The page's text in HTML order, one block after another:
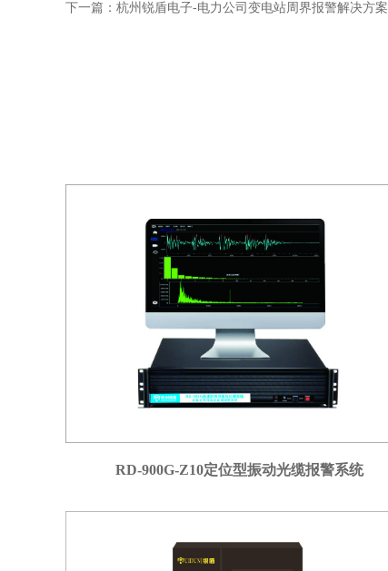
下一篇： 杭州锐盾电子-电力公司变电站周界报警解决方案
RD-900G-Z10定位型振动光缆报警系统